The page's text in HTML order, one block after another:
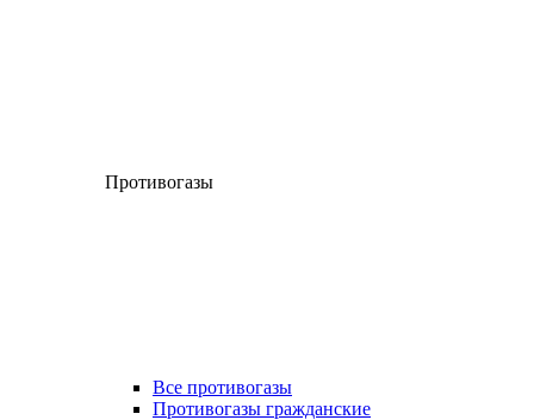
Противогазы
Все противогазы
Противогазы гражданские